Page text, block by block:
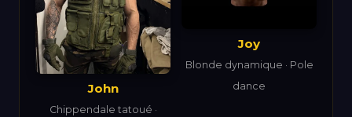
John
Chippendale tatoué ·
Joy
Blonde dynamique · Pole
dance